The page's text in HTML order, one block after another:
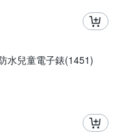
水兒童電子錶(1451)